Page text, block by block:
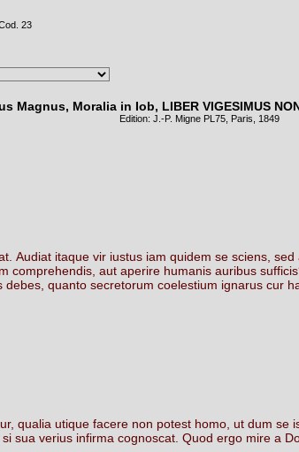
23
Magnus, Moralia in Iob, LIBER VIGESIMUS
Edition: J.-P. Migne PL 75 , Paris, 1849
Audiat itaque vir iustus iam quidem se sciens, sed
comprehendis, aut aperire humanis auribus
debes, quanto secretorum coelestium ignarus cur
qualia utique facere non potest homo, ut dum se
si sua verius infirma cognoscat. Quod ergo mire a